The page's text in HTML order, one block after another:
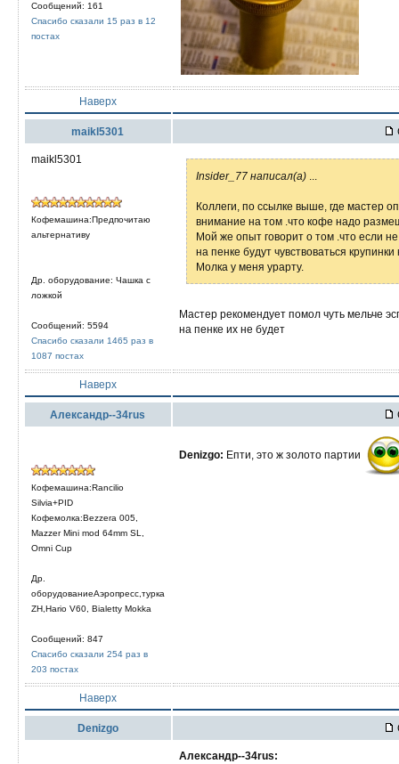
Сообщений: 161
Спасибо сказали 15 раз в 12
постах
Наверх
maikl5301
maikl5301
Кофемашина:Предпочитаю
альтернативу
Др. оборудование: Чашка с
ложкой
Сообщений: 5594
Спасибо сказали 1465 раз в
1087 постах
Insider_77 написал(а)
Коллеги, по ссылке выше, где мастер
внимание на том .что кофе надо
Мой же опыт говорит о том .что если
на пенке будут чувствоваться
Молка у меня урарту.
Мастер рекомендует помол чуть мельче
на пенке их не будет
Наверх
Александр--34rus
Кофемашина:Rancilio
Silvia+PID
Кофемолка:Bezzera 005,
Mazzer Mini mod 64mm SL,
Omni Cup
Др.
оборудованиеАэропресс,турка
ZH,Hario V60, Bialetty Mokka
Сообщений: 847
Спасибо сказали 254 раз в
203 постах
Denizgo: Епти, это ж золото партии
Наверх
Denizgo
Александр--34rus: